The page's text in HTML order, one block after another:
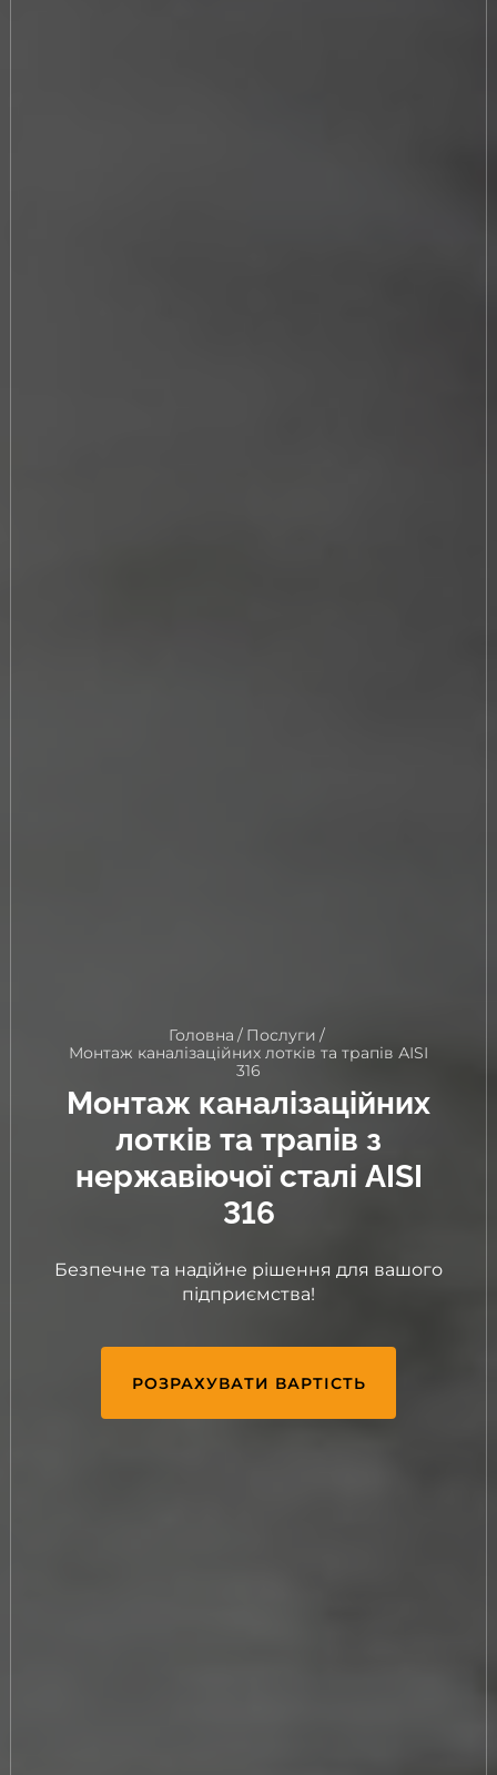
Головна / Послуги /
Монтаж каналізаційних лотків та трапів АІSІ
316
Монтаж каналізаційних
лотків та трапів з
нержавіючої сталі AISI
316
Безпечне та надійне рішення для вашого
підприємства!
РОЗРАХУВАТИ ВАРТІСТЬ